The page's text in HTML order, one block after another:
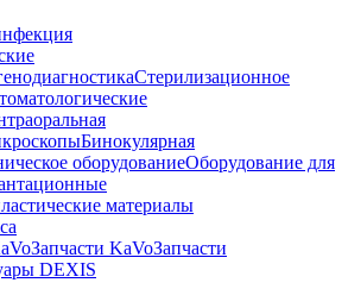
Стерилизационное
Бинокулярная
оборудованиеОборудование для
материалы
Запчасти KaVoЗапчасти
DEXIS